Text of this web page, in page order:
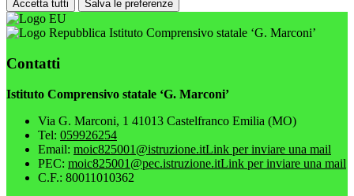
Accetta tutti Salva le preferenze
Istituto Comprensivo statale ‘G. Marconi’
Contatti
Istituto Comprensivo statale ‘G. Marconi’
Via G. Marconi, 1 41013 Castelfranco Emilia (MO)
Tel: 059926254
Email: moic825001@istruzione.itLink per inviare una mail
PEC: moic825001@pec.istruzione.itLink per inviare una mail
C.F.: 80011010362